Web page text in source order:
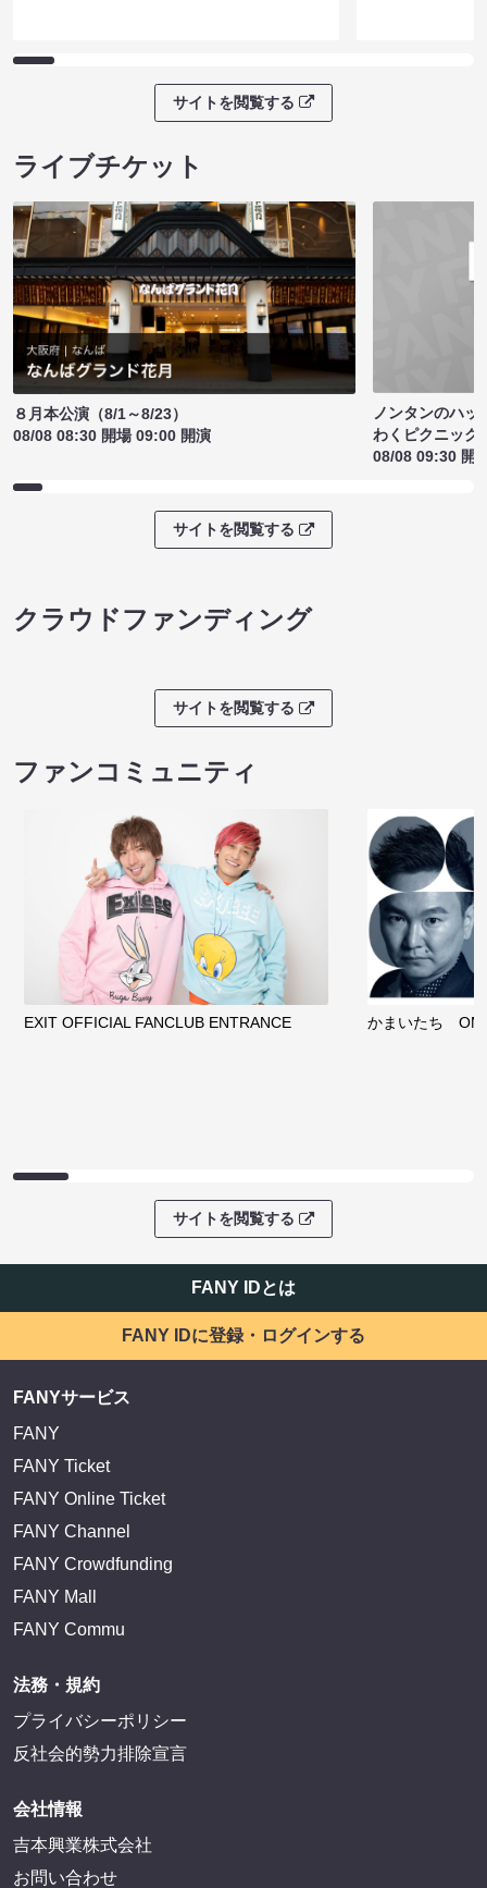
サイトを閲覧する
ライブチケット
８月本公演（8/1～8/23）
08/08 08:30 開場 09:00 開演
ノンタンのハッ
わくピクニック
08/08 09:30 開
サイトを閲覧する
クラウドファンディング
サイトを閲覧する
ファンコミュニティ
EXIT OFFICIAL FANCLUB ENTRANCE かまいたち
サイトを閲覧する
FANY IDとは
FANY IDに登録・ログインする
FANYサービス
FANY
FANY Ticket
FANY Online Ticket
FANY Channel
FANY Crowdfunding
FANY Mall
FANY Commu
法務・規約
プライバシーポリシー
反社会的勢力排除宣言
会社情報
吉本興業株式会社
お問い合わせ